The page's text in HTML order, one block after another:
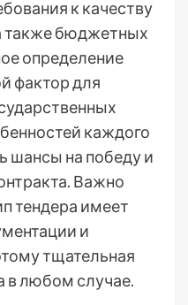
к качеству
также бюджетных
определение
фактор для
каждого
шансы на победу и
Важно
тендера имеет
и
тщательная
в любом случае.